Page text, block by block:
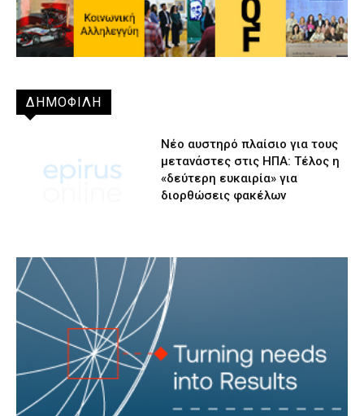
ΔΗΜΟΦΙΛΗ
Νέο αυστηρό πλαίσιο για τους
μετανάστες στις ΗΠΑ: Τέλος η
«δεύτερη ευκαιρία» για
διορθώσεις φακέλων